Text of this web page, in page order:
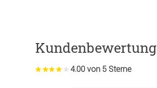
Kundenbewertung
4.00 von 5 Sterne